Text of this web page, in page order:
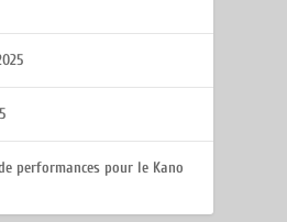
performances pour le Kano